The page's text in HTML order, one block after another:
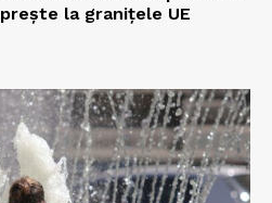
la granițele UE